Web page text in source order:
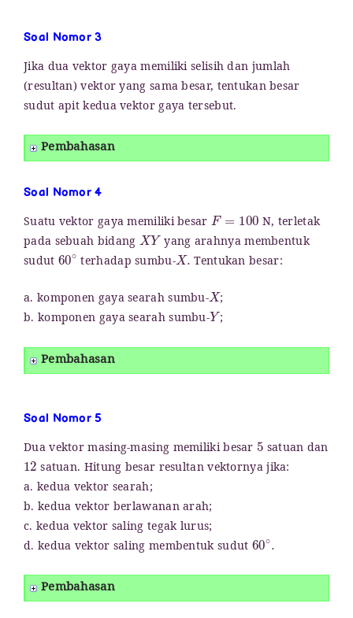
Soal Nomor 3
Jika dua vektor gaya memiliki selisih dan jumlah
(resultan) vektor yang sama besar, tentukan besar
sudut apit kedua vektor gaya tersebut.
Pembahasan
Soal Nomor 4
Suatu vektor gaya memiliki besar F= 100 N, terletak
pada sebuah bidangXY yang arahnya membentuk
sudut60∘terhadap sumbu-X. Tentukan besar:
a. komponen gaya searah sumbu-X;
b. komponen gaya searah sumbu-Y;
Pembahasan
Soal Nomor 5
Dua vektor masing-masing memiliki besar 5 satuan dan
12satuan. Hitung besar resultan vektornya jika:
a. kedua vektor searah;
b. kedua vektor berlawanan arah;
c. kedua vektor saling tegak lurus;
d. kedua vektor saling membentuk sudut 60∘
Pembahasan